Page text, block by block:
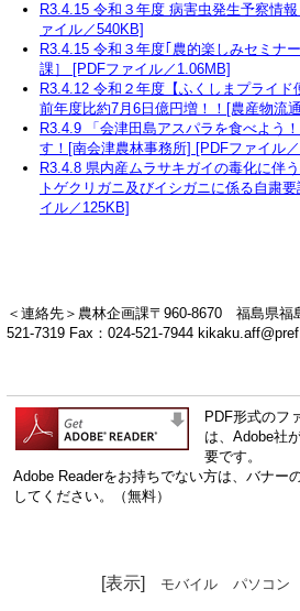
R3.4.15 令和３年度 病害虫発生予察情
ァイル／540KB]
R3.4.15 令和３年度｢農的楽しみセミナ
課］ [PDFファイル／1.06MB]
R3.4.12 令和２年度【ふくしまプライ
前年度比約7月6日億円増！！[農産物流
R3.4.9 「会津田島アスパラを食べよう
す！[南会津農林事務所] [PDFファイル
R3.4.8 県内産ムラサキガイの毒化に伴
トゲクリガニ及びイシガニに係る自粛
イル／125KB]
＜連絡先＞農林企画課〒960-8670 福島県福
521-7319 Fax：024-521-7944
PDF形式のフ
は、Adobe社
要です。
Adobe Readerをお持ちでない方は、バナー
してください。（無料）
[表示] モバイル パソコン